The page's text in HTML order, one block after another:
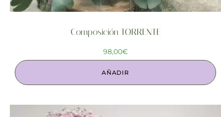
Composición TORRENTE
98,00€
AÑADIR